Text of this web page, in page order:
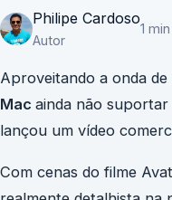
Philipe Cardoso
Autor
1
Aproveitando a onda de
Mac ainda não suportar
lançou um vídeo
Com cenas do filme